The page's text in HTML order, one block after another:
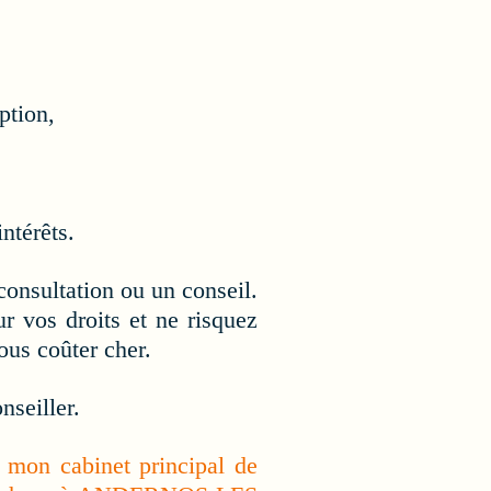
ou un conseil.
vos droits et ne risquez
coûter cher.
cabinet principal de